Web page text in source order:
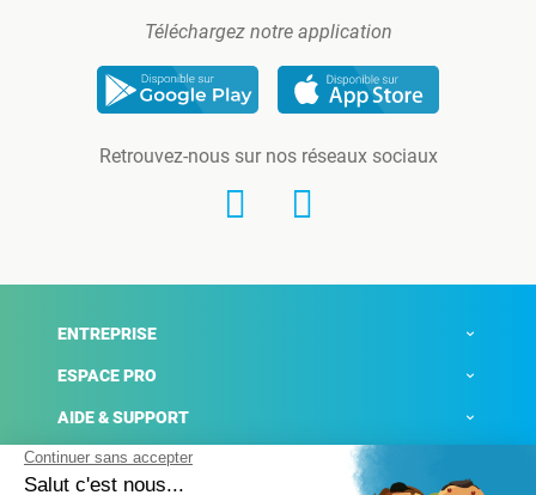
Téléchargez notre application
Retrouvez-nous sur nos réseaux sociaux
ENTREPRISE
ESPACE PRO
AIDE & SUPPORT
ACTUALITÉS